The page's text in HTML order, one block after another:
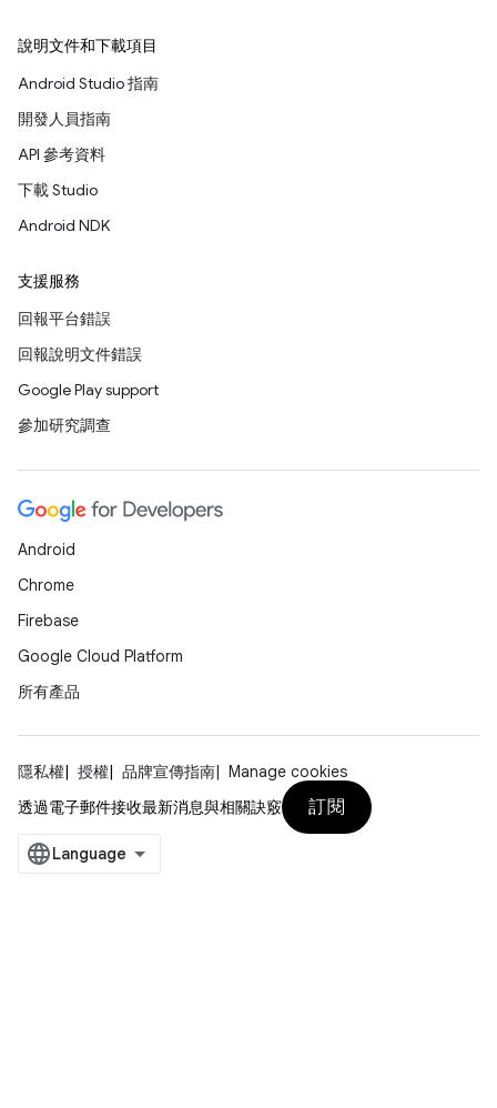
說明文件和下載項目
Android Studio 指南
開發人員指南
API 參考資料
下載 Studio
Android NDK
支援服務
回報平台錯誤
回報說明文件錯誤
Google Play support
參加研究調查
Android
Chrome
Firebase
Google Cloud Platform
所有產品
隱私權 授權 品牌宣傳指南
Manage cookies
透過電子郵件接收最新消息與相關訣竅
訂閱